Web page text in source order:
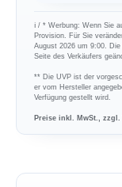
ℹ︎ / * Werbung: Wenn Sie
Provision. Für Sie
August 2026 um 9:00.
Seite des Verkäufers
** Die UVP ist der
er vom Hersteller
Verfügung gestellt wird.
Preise inkl. MwSt., zzgl.